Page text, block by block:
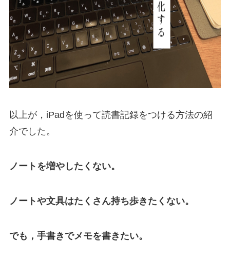
以上が，iPadを使って読書記録をつける方法の紹
介でした。
ノートを増やしたくない。
ノートや文具はたくさん持ち歩きたくない。
でも，手書きでメモを書きたい。